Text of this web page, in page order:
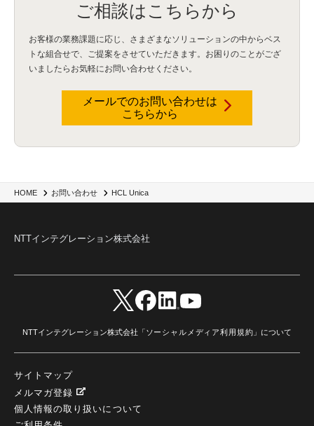
HOME お問い合わせ HCL Unica
ご相談はこちらから
お客様の業務課題に応じ、さまざまなソリューションの中からベス
トな組合せで、
ご提案をさせていただきます。お困りのことがござ
いましたらお気軽にお問い合わせください。
メールでのお問い合わせは
こちらから
NTTインテグレーション株式会社
NTTインテグレーション株式会社「ソーシャルメディア利用規約 」について
サイトマップ
メルマガ登録
個人情報の取り扱いについて